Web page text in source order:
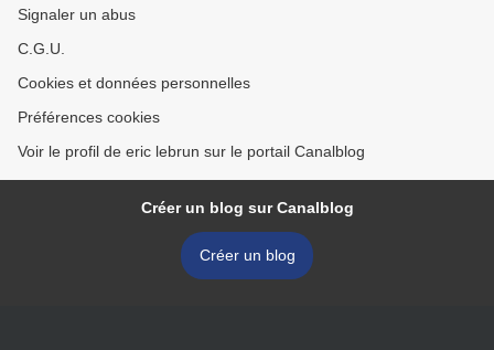
Signaler un abus
C.G.U.
Cookies et données personnelles
Préférences cookies
Voir le profil de eric lebrun sur le portail Canalblog
Créer un blog sur Canalblog
Créer un blog